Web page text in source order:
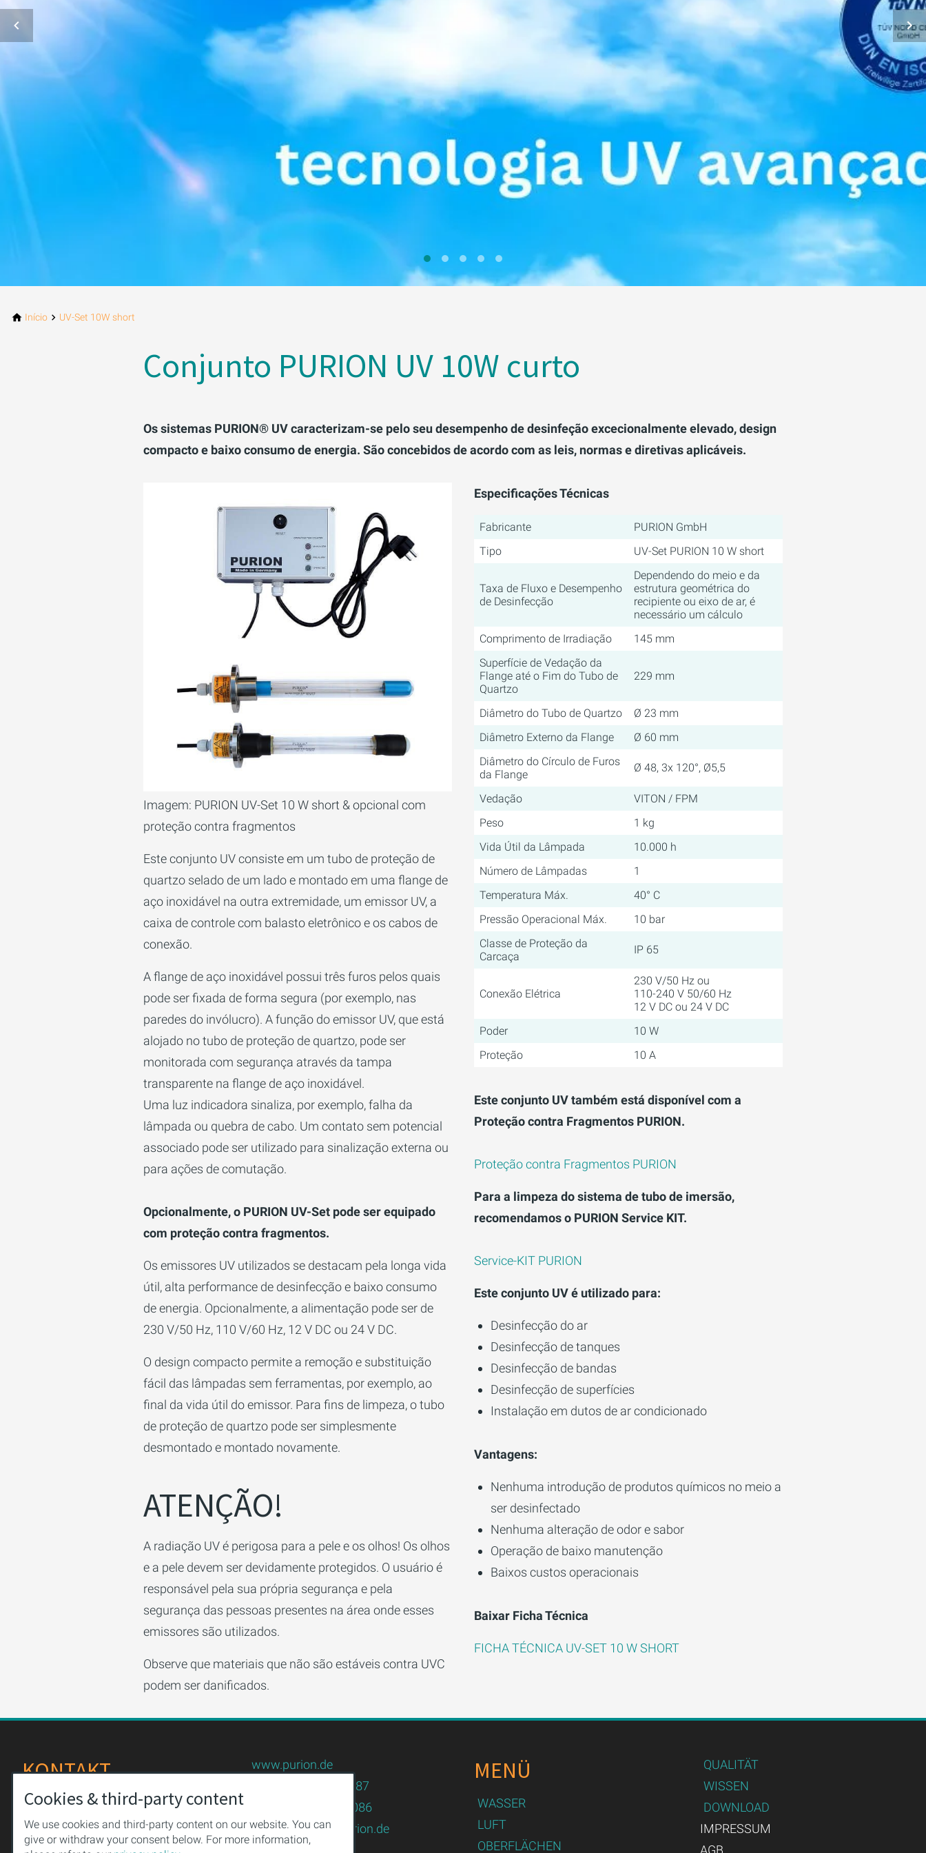
Início UV-Set 10W short
Conjunto PURION UV 10W curto
Os sistemas PURION® UV caracterizam-se pelo seu desempenho de desinfeção excecionalmente elevado, design
compacto e baixo consumo de energia. São concebidos de acordo com as leis, normas e diretivas aplicáveis.
Imagem: PURION UV-Set 10 W short & opcional com
proteção contra fragmentos
Este conjunto UV consiste em um tubo de proteção de
quartzo selado de um lado e montado em uma flange de
aço inoxidável na outra extremidade, um emissor UV, a
caixa de controle com balasto eletrônico e os cabos de
conexão.
A flange de aço inoxidável possui três furos pelos quais
pode ser fixada de forma segura (por exemplo, nas
paredes do invólucro). A função do emissor UV, que está
alojado no tubo de proteção de quartzo, pode ser
monitorada com segurança através da tampa
transparente na flange de aço inoxidável.
Uma luz indicadora sinaliza, por exemplo, falha da
lâmpada ou quebra de cabo. Um contato sem potencial
associado pode ser utilizado para sinalização externa ou
para ações de comutação.
Opcionalmente, o PURION UV-Set pode ser equipado
com proteção contra fragmentos.
Os emissores UV utilizados se destacam pela longa vida
útil, alta performance de desinfecção e baixo consumo
de energia. Opcionalmente, a alimentação pode ser de
230 V/50 Hz, 110 V/60 Hz, 12 V DC ou 24 V DC.
O design compacto permite a remoção e substituição
fácil das lâmpadas sem ferramentas, por exemplo, ao
final da vida útil do emissor. Para fins de limpeza, o tubo
de proteção de quartzo pode ser simplesmente
desmontado e montado novamente.
ATENÇÃO!
A radiação UV é perigosa para a pele e os olhos! Os olhos
e a pele devem ser devidamente protegidos. O usuário é
responsável pela sua própria segurança e pela
segurança das pessoas presentes na área onde esses
emissores são utilizados.
Observe que materiais que não são estáveis contra UVC
podem ser danificados.
Especificações Técnicas
Fabricante
PURION GmbH
Tipo
UV-Set PURION 10 W short
Taxa de Fluxo e Desempenho
de Desinfecção
Dependendo do meio e da
estrutura geométrica do
recipiente ou eixo de ar, é
necessário um cálculo
Comprimento de Irradiação
145 mm
Superfície de Vedação da
Flange até o Fim do Tubo de
Quartzo
229 mm
Diâmetro do Tubo de Quartzo
Ø 23 mm
Diâmetro Externo da Flange
Ø 60 mm
Diâmetro do Círculo de Furos
da Flange
Ø 48, 3x 120°, Ø5,5
Vedação
VITON / FPM
Peso
1 kg
Vida Útil da Lâmpada
10.000 h
Número de Lâmpadas
1
Temperatura Máx.
40° C
Pressão Operacional Máx.
10 bar
Classe de Proteção da
Carcaça
IP 65
Conexão Elétrica
230 V/50 Hz ou
110-240 V 50/60 Hz
12 V DC ou 24 V DC
Poder
10 W
Proteção
10 A
Este conjunto UV também está disponível com a
Proteção contra Fragmentos PURION.
Proteção contra Fragmentos PURION
Para a limpeza do sistema de tubo de imersão,
recomendamos o PURION Service KIT.
Service-KIT PURION
Este conjunto UV é utilizado para:
Desinfecção do ar
Desinfecção de tanques
Desinfecção de bandas
Desinfecção de superfícies
Instalação em dutos de ar condicionado
Vantagens:
Nenhuma introdução de produtos químicos no meio a
ser desinfectado
Nenhuma alteração de odor e sabor
Operação de baixo manutenção
Baixos custos operacionais
Baixar Ficha Técnica
FICHA TÉCNICA UV-SET 10 W SHORT
KONTAKT
PURION GmbH
Meininger Straße 41
98544 Zella-Mehlis
www.purion.de
+49 (0)3682 / 479087
+49 (0)3682 / 479086
uv-technology@purion.de
MENÜ
WASSER
LUFT
OBERFLÄCHEN
QUALITÄT
WISSEN
DOWNLOAD
IMPRESSUM
Cookies & third-party content
We use cookies and third-party content on our website. You can
give or withdraw your consent below. For more information,